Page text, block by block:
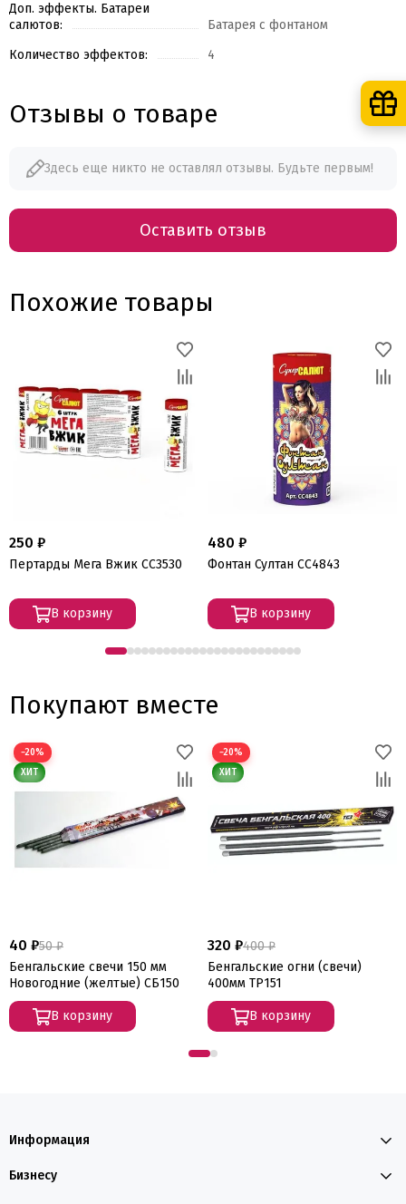
Доп. эффекты. Батареи
салютов:
Батарея с фонтаном
Количество эффектов:
4
Отзывы о товаре
Здесь еще никто не оставлял отзывы. Будьте первым!
Оставить отзыв
Похожие товары
250 ₽
Пертарды Мега Вжик СС3530
В корзину
480 ₽
Фонтан Султан СС4843
В корзину
Покупают вместе
−20%
40 ₽50 ₽
Бенгальские свечи 150 мм
Новогодние (желтые) СБ150
В корзину
−20%
320 ₽400 ₽
Бенгальские огни (свечи)
400мм ТР151
В корзину
Информация
Бизнесу